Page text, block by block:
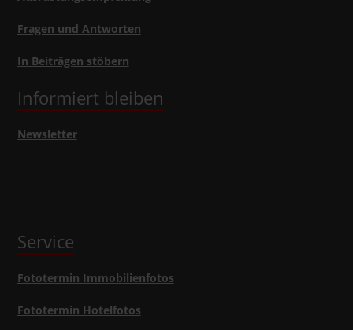
Fragen und Antworten
In Beiträgen stöbern
Informiert bleiben
Newsletter
Service
Fototermin Immobilienfotos
Fototermin Hotelfotos